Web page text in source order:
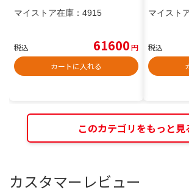
マイストア在庫： 4915
税込 61600円
カートに入れる
マイスト
税込
このカテゴリをもっと見
カスタマーレビュー